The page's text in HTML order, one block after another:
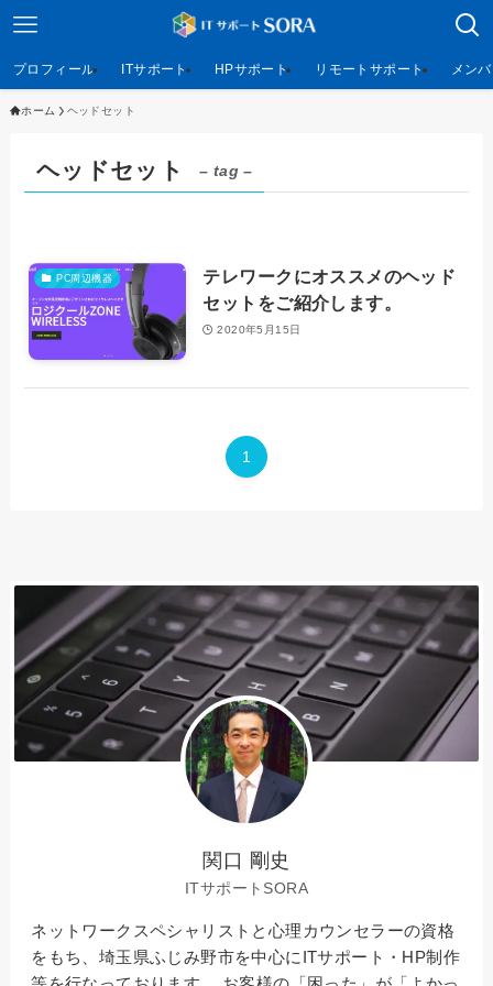
プロフィール ITサポート HPサポート リモートサポート メン
ホーム ヘッドセット
ヘッドセット – tag –
PC周辺機器
テレワークにオススメのヘッド
セットをご紹介します。
2020年5月15日
1
関口 剛史
ITサポートSORA
ネットワークスペシャリストと心理カウンセラーの資格
をもち、埼玉県ふじみ野市を中心にITサポート・HP制作